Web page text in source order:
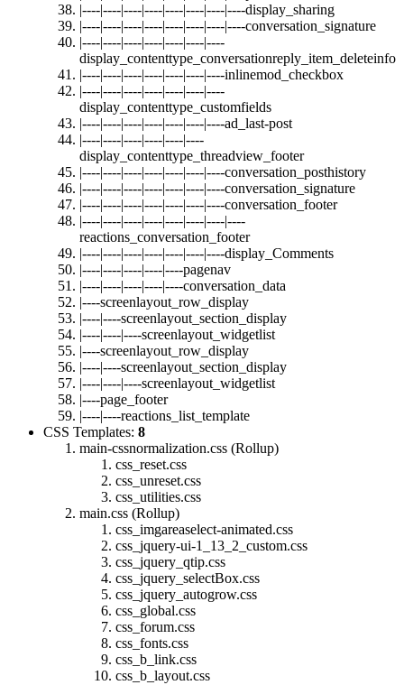
|----|----|----|----|----|----|----|----display_sharing
|----|----|----|----|----|----|----|----conversation_signature
|----|----|----|----|----|----|----
display_contenttype_conversationreply_item_deleteinfo
|----|----|----|----|----|----|----inlinemod_checkbox
|----|----|----|----|----|----|----
display_contenttype_customfields
|----|----|----|----|----|----|----ad_last-post
|----|----|----|----|----|----
display_contenttype_threadview_footer
|----|----|----|----|----|----|----conversation_posthistory
|----|----|----|----|----|----|----conversation_signature
|----|----|----|----|----|----|----conversation_footer
|----|----|----|----|----|----|----|----
reactions_conversation_footer
|----|----|----|----|----|----|----display_Comments
|----|----|----|----|----pagenav
|----|----|----|----|----conversation_data
|----screenlayout_row_display
|----|----screenlayout_section_display
|----|----|----screenlayout_widgetlist
|----screenlayout_row_display
|----|----screenlayout_section_display
|----|----|----screenlayout_widgetlist
|----page_footer
|----|----reactions_list_template
CSS Templates: 8
main-cssnormalization.css (Rollup)
css_reset.css
css_unreset.css
css_utilities.css
main.css (Rollup)
css_imgareaselect-animated.css
css_jquery-ui-1_13_2_custom.css
css_jquery_qtip.css
css_jquery_selectBox.css
css_jquery_autogrow.css
css_global.css
css_forum.css
css_fonts.css
css_b_link.css
css_b_layout.css